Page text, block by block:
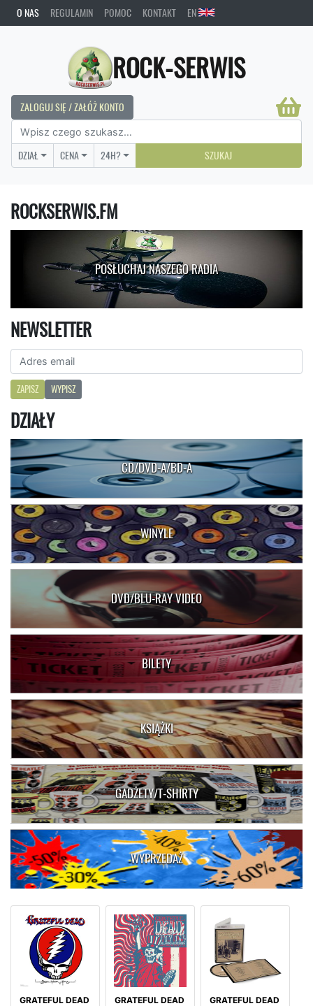
O NAS REGULAMIN POMOC KONTAKT EN
ROCK-SERWIS
ZALOGUJ SIĘ / ZAŁÓŻ KONTO
DZIAŁ CENA 24H? SZUKAJ
ROCKSERWIS.FM
POSŁUCHAJ NASZEGO RADIA
NEWSLETTER
ZAPISZ WYPISZ
DZIAŁY
CD/DVD-A/BD-A
WINYLE
DVD/BLU-RAY VIDEO
BILETY
KSIĄŻKI
GADŻETY/T-SHIRTY
WYPRZEDAŻ
GRATEFUL DEAD
GRATEFUL DEAD
GRATEFUL DEAD